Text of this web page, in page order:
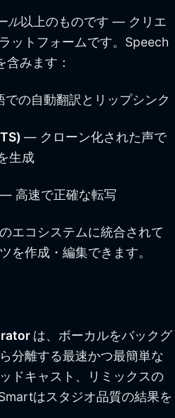
ル以上のものです — クリエ
ットフォームです。Speech
みます：
の自動翻訳とリップシンク
— クローン化された声で
生成
— 高速で正確な転写
エコシステムに統合されて
を作成・編集できます。
は、ボーカルをバックグ
分離する最速かつ最簡単な
ドキャスト、リミックスの
はスタジオ品質の結果を